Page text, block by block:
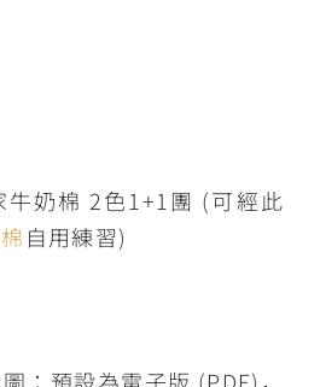
奶棉 2色1+1團 (可經此
自用練習)
：預設為電子版 (PDF)，